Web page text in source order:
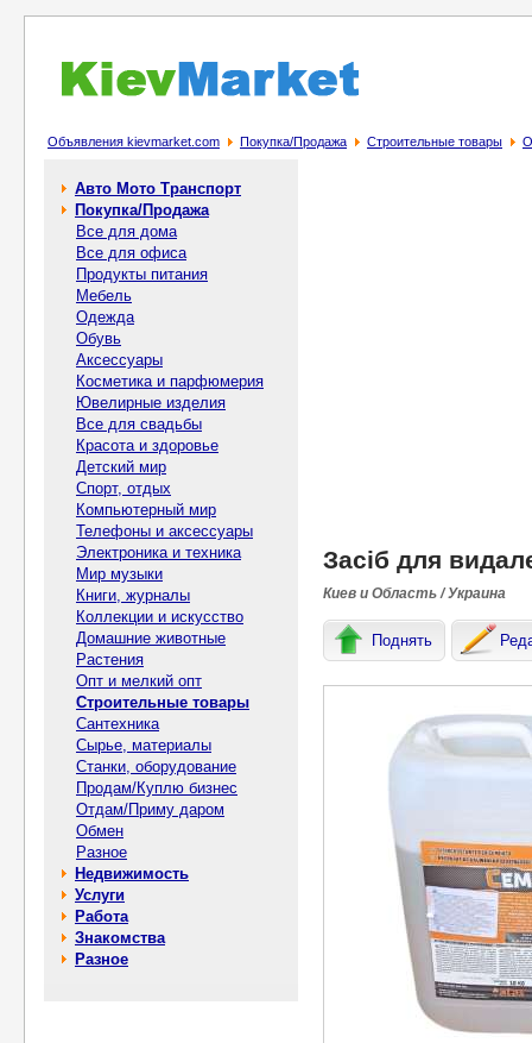
Объявления kievmarket.com Покупка/Продажа Строительные товары
Авто Мото Транспорт
Покупка/Продажа
Все для дома
Все для офиса
Продукты питания
Мебель
Одежда
Обувь
Аксессуары
Косметика и парфюмерия
Ювелирные изделия
Все для свадьбы
Красота и здоровье
Детский мир
Спорт, отдых
Компьютерный мир
Телефоны и аксессуары
Электроника и техника
Мир музыки
Книги, журналы
Коллекции и искусство
Домашние животные
Растения
Опт и мелкий опт
Строительные товары
Сантехника
Сырье, материалы
Станки, оборудование
Продам/Куплю бизнес
Отдам/Приму даром
Обмен
Разное
Недвижимость
Услуги
Работа
Знакомства
Разное
Засіб для
Киев и Область / Украина
Поднять